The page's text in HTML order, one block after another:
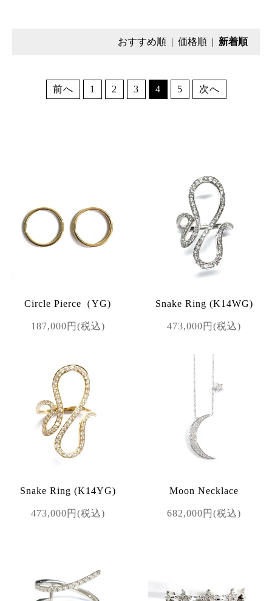
おすすめ順 | 価格順 | 新着順
前へ 1 2 3 4 5 次へ
Circle Pierce（YG)
187,000円(税込)
Snake Ring (K14WG)
473,000円(税込)
Snake Ring (K14YG)
473,000円(税込)
Moon Necklace
682,000円(税込)